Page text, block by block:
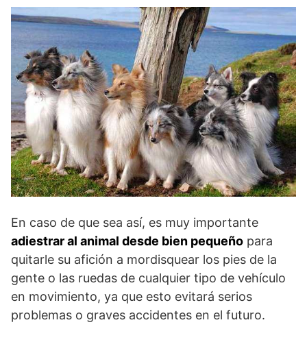
En caso de que sea así, es muy importante
adiestrar al animal desde bien pequeño para
quitarle su afición a mordisquear los pies de la
gente o las ruedas de cualquier tipo de vehículo
en movimiento, ya que esto evitará serios
problemas o graves accidentes en el futuro.